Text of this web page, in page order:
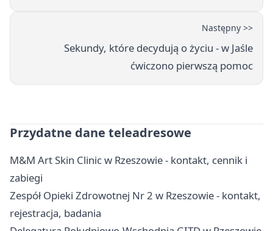
Następny >>
Sekundy, które decydują o życiu - w Jaśle
ćwiczono pierwszą pomoc
Przydatne dane teleadresowe
M&M Art Skin Clinic w Rzeszowie - kontakt, cennik i
zabiegi
Zespół Opieki Zdrowotnej Nr 2 w Rzeszowie - kontakt,
rejestracja, badania